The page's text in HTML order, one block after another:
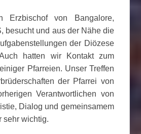
Erzbischof von Bangalore,
besucht und aus der Nähe die
der Diözese
hatten wir Kontakt zum
Pfarreien. Unser Treffen
der Pfarrei von
Verantwortlichen von
Dialog und gemeinsamem
sehr wichtig.